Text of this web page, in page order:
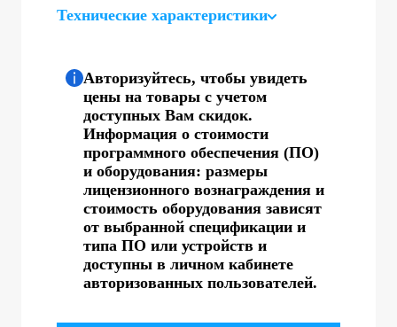
Технические характеристики
Авторизуйтесь, чтобы увидеть
цены на товары с учетом
доступных Вам скидок.
Информация о стоимости
программного обеспечения (ПО)
и оборудования: размеры
лицензионного вознаграждения и
стоимость оборудования зависят
от выбранной спецификации и
типа ПО или устройств и
доступны в личном кабинете
авторизованных пользователей.